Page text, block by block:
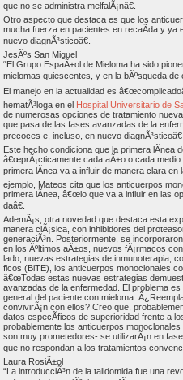
que no se administra melfalÃ¡nâ€.
Otro aspecto que destaca es que los
mucha fuerza en pacientes en recaÃ­da y ya
nuevo diagnÃ³sticoâ€.
JesÃºs San Miguel
“El Grupo EspaÃ±ol de Mieloma ha sido
mielomas quiescentes, y en la bÃºsqueda de
El manejo en la actualidad es
hematÃ³loga en el Hospital Universitario de
de numerosas opciones de tratamiento
que pasa de las fases avanzadas de la
precoces e, incluso, en nuevo
Este hecho condiciona que la primera lÃ­nea
â€œprÃ¡cticamente cada aÃ±o o cada
primera lÃ­nea va a influir de manera clara en
ejemplo, Mateos cita que los anticuerpos
primera lÃ­nea, â€œlo que va a influir en las
daâ€.
AdemÃ¡s, otra novedad que destaca esta
manera clÃ¡sica, con inhibidores del
generaciÃ³n. Posteriormente, se
en los Ãºltimos aÃ±os, nuevos fÃ¡rmacos
lado, nuevas estrategias de inmunoterapia,
ficos (BiTE), los anticuerpos monoclonales
â€œTodas estas nuevas estrategias
avanzadas de la enfermedad. El problema
general del paciente con mieloma.
convivirÃ¡n con ellos? Creo que,
datos especÃ­ficos de superioridad frente a
probablemente los anticuerpos
son muy prometedores- se utilizarÃ¡n en
que no respondan a los tratamientos
Laura RosiÃ±ol
“La introducciÃ³n de la talidomida fue una